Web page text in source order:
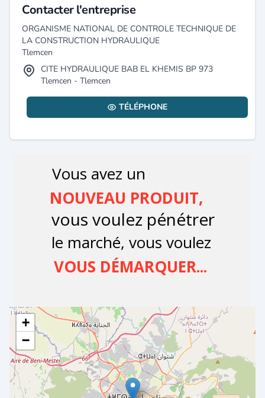
Contacter l'entreprise
ORGANISME NATIONAL DE CONTROLE TECHNIQUE DE
LA CONSTRUCTION HYDRAULIQUE
Tlemcen
CITE HYDRAULIQUE BAB EL KHEMIS BP 973
Tlemcen - Tlemcen
TÉLÉPHONE
+
−